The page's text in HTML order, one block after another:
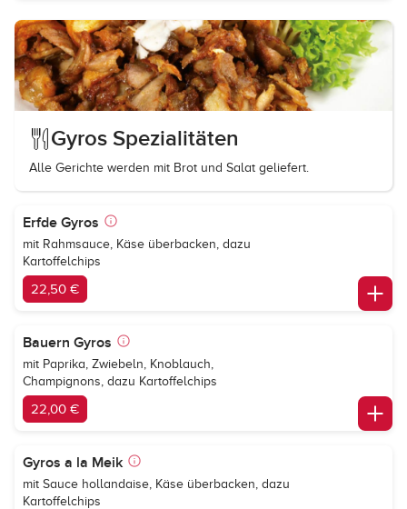
Gyros Spezialitäten
Alle Gerichte werden mit Brot und Salat geliefert.
Erfde Gyros
mit Rahmsauce, Käse überbacken, dazu
Kartoffelchips
22,50 €
Bauern Gyros
mit Paprika, Zwiebeln, Knoblauch,
Champignons, dazu Kartoffelchips
22,00 €
Gyros a la Meik
mit Sauce hollandaise, Käse überbacken, dazu
Kartoffelchips